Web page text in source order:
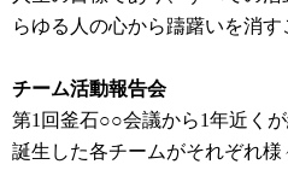
らゆる人の心から躊躇いを消す
チーム活動報告会
第1回釜石○○会議から1年近く
誕生した各チームがそれぞれ様